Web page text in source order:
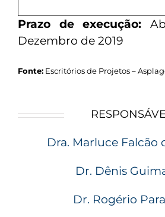
Prazo de execução:
Dezembro de 2019
Fonte: Escritórios de Projetos –
Dra. Marluce Falcão
Dr. Dênis
Dr. Rogério